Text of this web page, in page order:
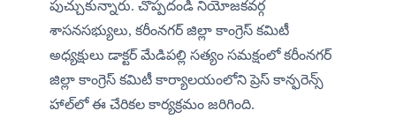
పుచ్చుకున్నారు. చొప్పదండి నియోజకవర్గ
శాసనసభ్యులు, కరీంనగర్ జిల్లా కాంగ్రెస్ కమిటీ
అధ్యక్షులు డాక్టర్ మేడిపల్లి సత్యం సమక్షంలో కరీంనగర్
జిల్లా కాంగ్రెస్ కమిటీ కార్యాలయంలోని ప్రెస్ కాన్ఫరెన్స్
హాల్‌లో ఈ చేరికల కార్యక్రమం జరిగింది.